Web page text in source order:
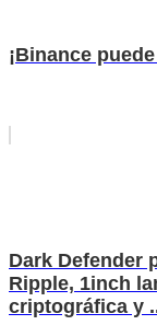
¡Binance
Dark Defender
Ripple, 1inch
criptográfica y